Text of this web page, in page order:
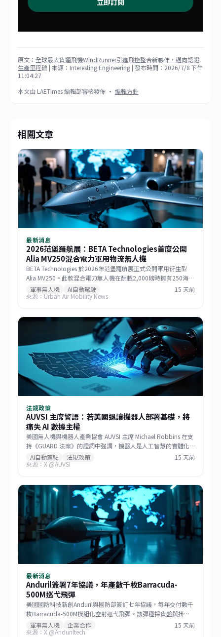
立即訂閱
原文： 全球最大貨運飛機WindRunner引進飛控整合新夥伴，邁向認證
生產里程碑 | 來源：Interesting Engineering | 發布時間：2026/7/8 下午
11:04:27
本文由 LAETimes 編輯部審核發佈 · 編輯方針
相關文章
最新消息
2026范堡羅航展：BETA Technologies首度公開
Alia MV250混合電力軍用物流無人機
BETA Technologies 於2026年范堡羅航展正式公開軍用衍生型
Alia MV250。此款混合電力無人機在酬載2,000磅時擁有250海里
戰術航程，若酬載減至1,000磅則任務半徑可達750海里，巡航速
度逾170節。該機整合GE Aerospace研發的渦輪發電機與
換任務模組。BETA強調，相較於傾轉旋翼機，MV250能以更低成
本提供更遠、更快的運補能力，滿足未來分散式作戰需求。
軍事無人機 AI自動駕駛
15 天前
來源：Urban Air Mobility News
法規政策
AUVSI 主席警語：若美國退讓機器人部署基礎，將
痛失 AI 數據主權
美國無人機與機器人產業協會 AUVSI 主席 Michael Robbins 在支
持《GUARD 法案》的證詞中強調，機器人是人工智慧的實體化
身，若美國將機器人部署的基礎設施讓給中國，無異於直接交出
建構 AI 領導地位所仰賴的大數據。此聽證會旨在推動立法，確保
AI自動駕駛 法規政策
15 天前
來源：X @AUVSI
最新消息
Anduril簽署7年協議，年產數千枚Barracuda-
500M巡弋飛彈
美國國防科技新創Anduril與國防部簽訂七年協議，每年交付數千
枚Barracuda-500M模組化空射巡弋飛彈。該彈種採貨盤與掛架
雙模發射，符合低成本大量生產哲學，未來將成為美國與盟邦的
關鍵防區外打擊資產，也標誌非傳統國防供應商正式跨入大規模
軍事無人機 企業合作
15 天前
來源：X @Anduriltech